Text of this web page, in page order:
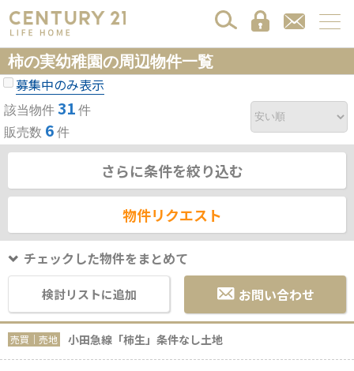
柿の実幼稚園の周辺物件一覧
募集中のみ表示
該当物件 31 件
販売数 6 件
さらに条件を絞り込む
物件リクエスト
チェックした物件をまとめて
検討リストに追加 お問い合わせ
売買｜売地 小田急線「柿生」条件なし土地